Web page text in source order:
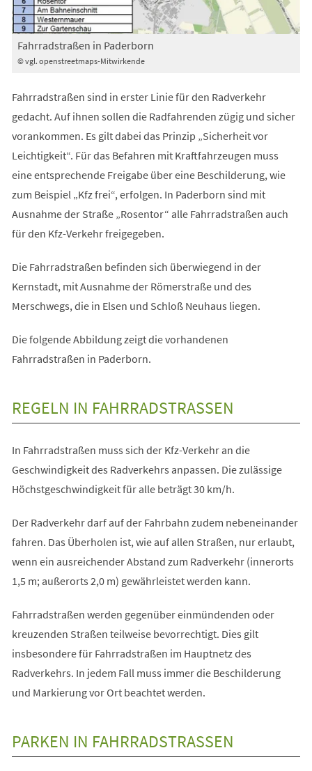
© vgl. openstreetmaps-Mitwirkende
Fahrradstraßen in Paderborn
Fahrradstraßen sind in erster Linie für den Radverkehr
gedacht. Auf ihnen sollen die Radfahrenden zügig und sicher
vorankommen. Es gilt dabei das Prinzip „Sicherheit vor
Leichtigkeit“. Für das Befahren mit Kraftfahrzeugen muss
eine entsprechende Freigabe über eine Beschilderung, wie
zum Beispiel „Kfz frei“, erfolgen. In Paderborn sind mit
Ausnahme der Straße „Rosentor“ alle Fahrradstraßen auch
für den Kfz-Verkehr freigegeben.
Die Fahrradstraßen befinden sich überwiegend in der
Kernstadt, mit Ausnahme der Römerstraße und des
Merschwegs, die in Elsen und Schloß Neuhaus liegen.
Die folgende Abbildung zeigt die vorhandenen
Fahrradstraßen in Paderborn.
REGELN IN FAHRRADSTRASSEN
In Fahrradstraßen muss sich der Kfz-Verkehr an die
Geschwindigkeit des Radverkehrs anpassen. Die zulässige
Höchstgeschwindigkeit für alle beträgt 30 km/h.
Der Radverkehr darf auf der Fahrbahn zudem nebeneinander
fahren. Das Überholen ist, wie auf allen Straßen, nur erlaubt,
wenn ein ausreichender Abstand zum Radverkehr (innerorts
1,5 m; außerorts 2,0 m) gewährleistet werden kann.
Fahrradstraßen werden gegenüber einmündenden oder
kreuzenden Straßen teilweise bevorrechtigt. Dies gilt
insbesondere für Fahrradstraßen im Hauptnetz des
Radverkehrs. In jedem Fall muss immer die Beschilderung
und Markierung vor Ort beachtet werden.
PARKEN IN FAHRRADSTRASSEN